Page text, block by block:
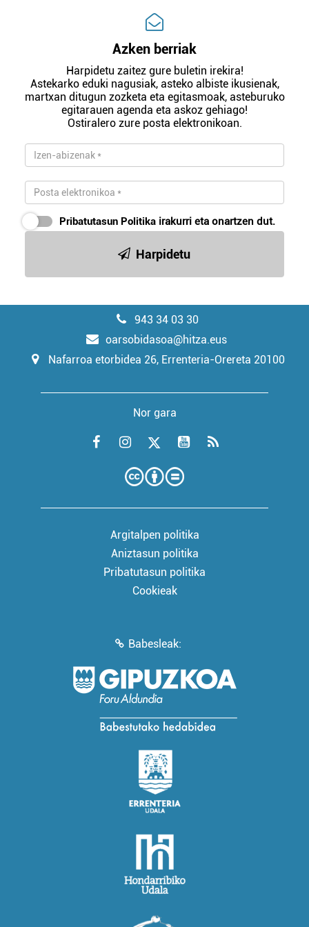
Azken berriak
Harpidetu zaitez gure buletin irekira!
Astekarko eduki nagusiak, asteko albiste ikusienak,
martxan ditugun zozketa eta egitasmoak, asteburuko
egitarauen agenda eta askoz gehiago!
Ostiralero zure posta elektronikoan.
Pribatutasun Politika irakurri eta onartzen dut.
Harpidetu
943 34 03 30
oarsobidasoa@hitza.eus
Nafarroa etorbidea 26, Errenteria-Orereta 20100
Nor gara
Argitalpen politika
Aniztasun politika
Pribatutasun politika
Cookieak
Babesleak: